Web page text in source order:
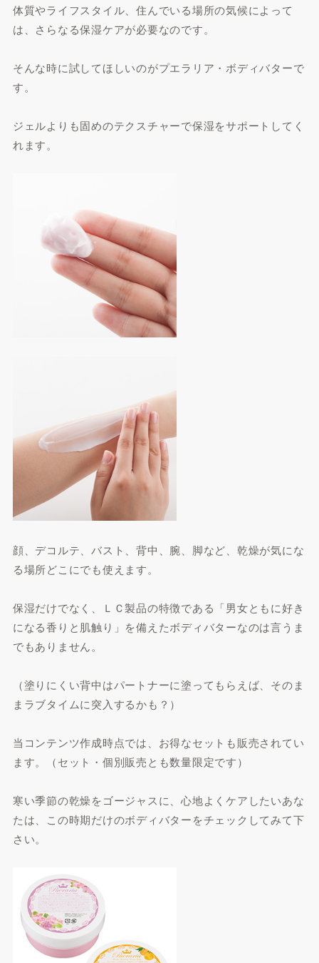
体質やライフスタイル、住んでいる場所の気候によって
は、さらなる保湿ケアが必要なのです。
そんな時に試してほしいのがプエラリア・ボディバターで
す。
ジェルよりも固めのテクスチャーで保湿をサポートしてく
れます。
顔、デコルテ、バスト、背中、腕、脚など、乾燥が気にな
る場所どこにでも使えます。
保湿だけでなく、ＬＣ製品の特徴である「男女ともに好き
になる香りと肌触り」を備えたボディバターなのは言うま
でもありません。
（塗りにくい背中はパートナーに塗ってもらえば、そのま
まラブタイムに突入するかも？）
当コンテンツ作成時点では、お得なセットも販売されてい
ます。（セット・個別販売とも数量限定です）
寒い季節の乾燥をゴージャスに、心地よくケアしたいあな
たは、この時期だけのボディバターをチェックしてみて下
さい。